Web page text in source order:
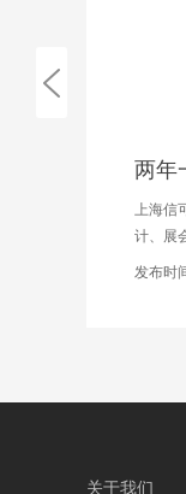
两年
上海
计、展
发布时
关于我们